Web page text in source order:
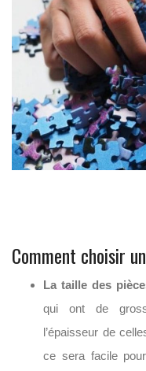
Comment choisir
La taille des
qui ont de
l’épaisseur de
ce sera facile